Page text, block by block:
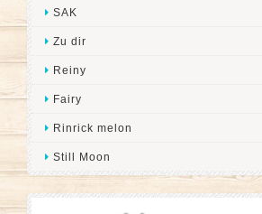
SAK
Zu dir
Reiny
Fairy
Rinrick melon
Still Moon